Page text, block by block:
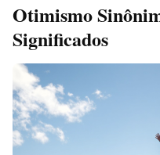
Otimismo
Significados